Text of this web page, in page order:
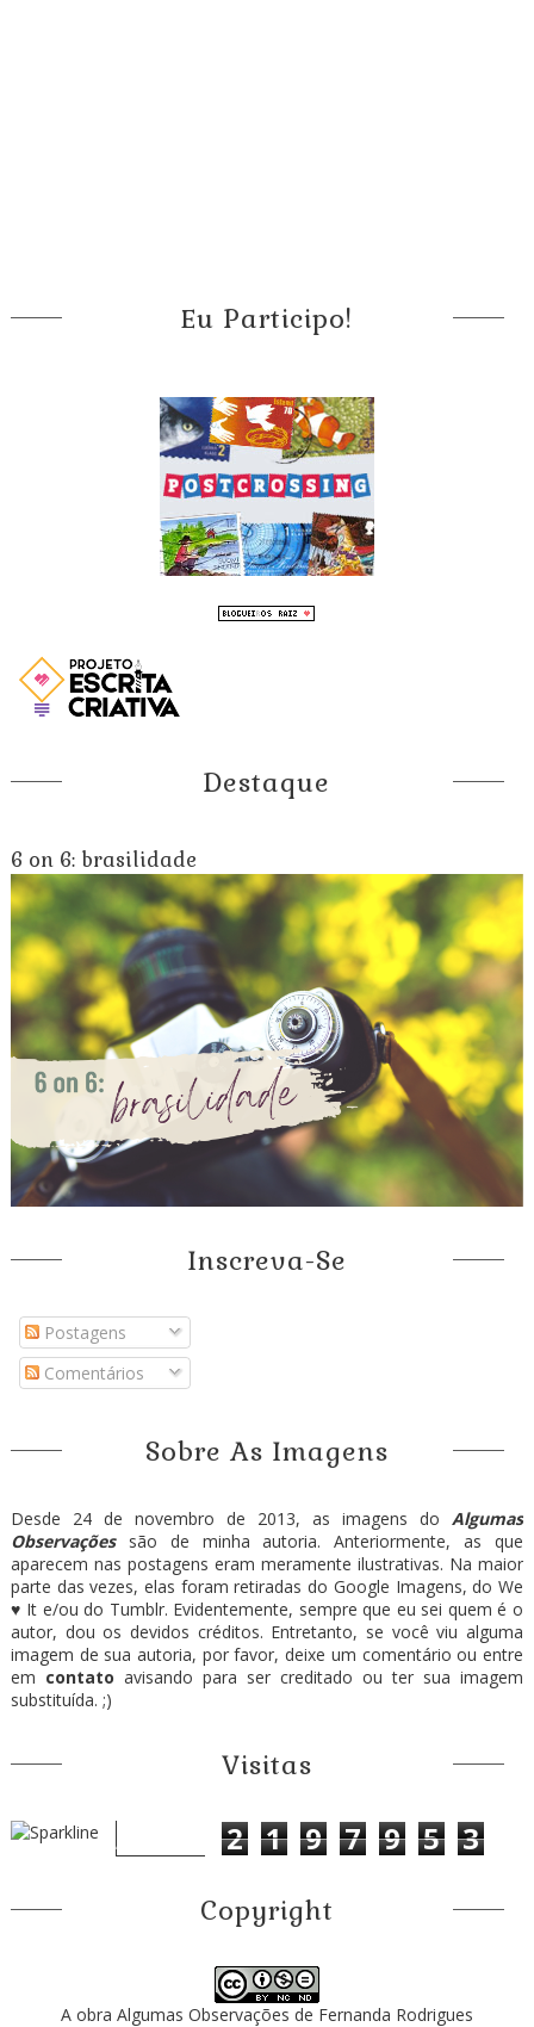
Eu Participo!
Destaque
6 on 6: brasilidade
Inscreva-Se
Postagens
Comentários
Sobre As Imagens
Desde 24 de novembro de 2013, as imagens doAlgumas
Observaçõessão de minha autoria. Anteriormente, as que
aparecem nas postagens eram meramente ilustrativas. Na maior
parte das vezes, elas foram retiradas do Google Imagens, do We
♥ It e/ou do Tumblr. Evidentemente, sempre que eu sei quem é o
autor, dou os devidos créditos. Entretanto, se você viu alguma
imagem de sua autoria, por favor, deixe um comentário ou entre
em contato avisando para ser creditado ou ter sua imagem
substituída. ;)
Visitas
2 1 9 7 9 5 3
Copyright
A obra Algumas Observações de Fernanda Rodrigues